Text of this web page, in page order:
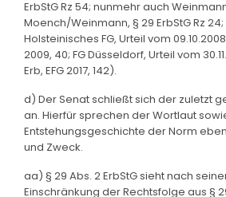
ErbStG Rz 54; nunmehr auch
Moench/Weinmann, § 29 ErbStG Rz
Holsteinisches FG, Urteil vom 09.10.2008
2009, 40; FG Düsseldorf, Urteil vom
Erb, EFG 2017, 142).
d) Der Senat schließt sich der zuletzt
an. Hierfür sprechen der Wortlaut
Entstehungsgeschichte der Norm
und Zweck.
aa) § 29 Abs. 2 ErbStG sieht nach
Einschränkung der Rechtsfolge aus §